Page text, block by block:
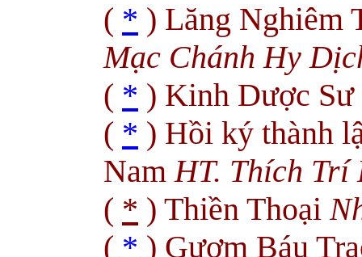
( * ) Lăng Nghiêm
Mạc Chánh Hy
( * ) Kinh Dược Sư
( * ) Hồi ký thành
NamHT. Thích Trí
( * ) Thiền Thoại
( * ) Gươm Báu